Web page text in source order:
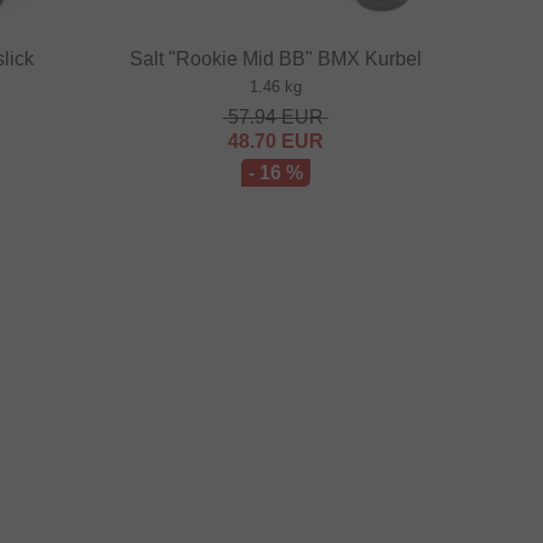
Salt "Rookie Mid BB" BMX Kurbel
1.46 kg
57.94EUR
48.70 EUR
- 16 %